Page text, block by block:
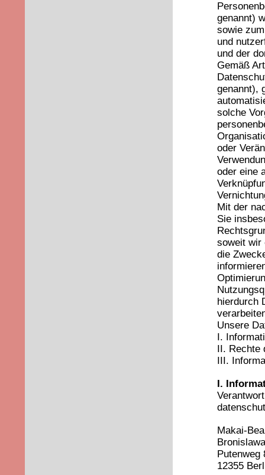
genannt)
sowie
und
und der
Gemäß
genannt),
solche
oder
oder eine
Mit der
Sie
soweit wir
die
hierdurch
Unsere
I.
II. Rechte
III.
I.
Makai-
Putenweg
12355